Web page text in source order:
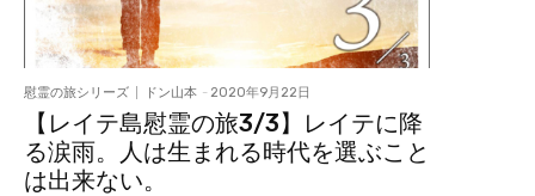
慰霊の旅シリーズ ドン山本 - 2020年9月22日
【レイテ島慰霊の旅3/3】レイテに降
る涙雨。人は生まれる時代を選ぶこと
は出来ない。